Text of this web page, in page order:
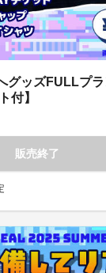
グッズFULLプ
付】
販売終了